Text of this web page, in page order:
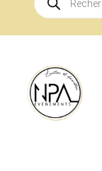
de
produits